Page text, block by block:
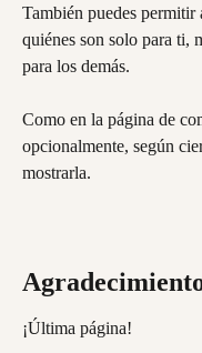
También puedes
quiénes son solo para ti,
para los demás.
Como en la página de
opcionalmente, según
mostrarla.
¡Última página!